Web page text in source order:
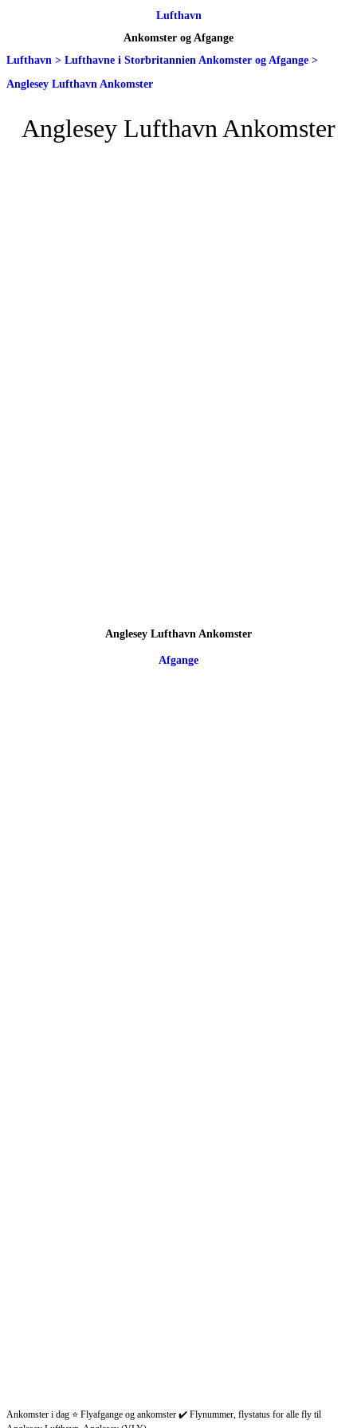
Lufthavn
Ankomster og Afgange
Lufthavn > Lufthavne i Storbritannien Ankomster og Afgange >
Anglesey Lufthavn Ankomster
Anglesey Lufthavn Ankomster
Anglesey Lufthavn Ankomster
Afgange
Ankomster i dag ⭐ Flyafgange og ankomster ✔️ Flynummer, flystatus for alle fly til